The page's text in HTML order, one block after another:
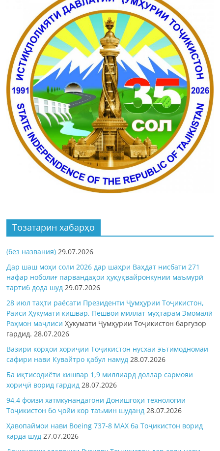
Тозатарин хабарҳо
(без названия) 29.07.2026
Дар шаш моҳи соли 2026 дар шаҳри Ваҳдат нисбати 271
нафар ноболиғ парвандаҳои ҳуқуқвайронкунии маъмурӣ
тартиб дода шуд 29.07.2026
28 июл таҳти раёсати Президенти Ҷумҳурии Тоҷикистон,
Раиси Ҳукумати кишвар, Пешвои миллат муҳтарам Эмомалӣ
Раҳмон маҷлисиҲукумати Ҷумҳурии Тоҷикистон баргузор
гардид.28.07.2026
Вазири корҳои хориҷии Тоҷикистон нусхаи эътимодномаи
сафири нави Кувайтро қабул намуд 28.07.2026
Ба иқтисодиёти кишвар 1,9 миллиард доллар сармояи
хориҷӣ ворид гардид 28.07.2026
94,4 фоизи хатмкунандагони Донишгоҳи технологии
Тоҷикистон бо ҷойи кор таъмин шуданд 28.07.2026
Ҳавопаймои нави Boeing 737-8 MAX ба Тоҷикистон ворид
карда шуд 27.07.2026